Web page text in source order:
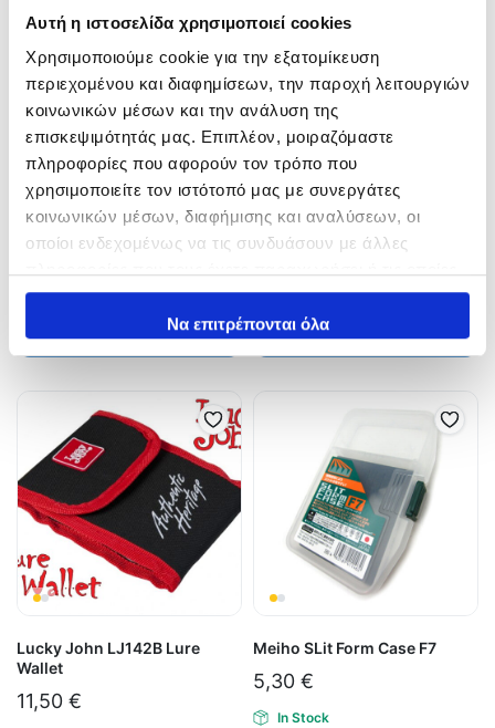
Αυτή η ιστοσελίδα χρησιμοποιεί cookies
Χρησιμοποιούμε cookie για την εξατομίκευση
περιεχομένου και διαφημίσεων, την παροχή λειτουργιών
κοινωνικών μέσων και την ανάλυση της
επισκεψιμότητάς μας. Επιπλέον, μοιραζόμαστε
πληροφορίες που αφορούν τον τρόπο που
χρησιμοποιείτε τον ιστότοπό μας με συνεργάτες
κοινωνικών μέσων, διαφήμισης και αναλύσεων, οι
οποίοι ενδεχομένως να τις συνδυάσουν με άλλες
έχουν συλλέξει σε σχέση με την από μέρους σας χρήση
των υπηρεσιών τους.Να επιτρέπονται όλα
Duo LURE CASE REVERSIBLE
D86
16,00€
Προσθήκη στο καλάθι
Lucky John CARABINER LURE
LJ141B Θήκη Γιλέκου
33,00€
Προσθήκη στο καλάθι
Lucky John LJ142B Lure
Wallet
11,50 €
Meiho SLit Form Case F7
5,30 €
In Stock